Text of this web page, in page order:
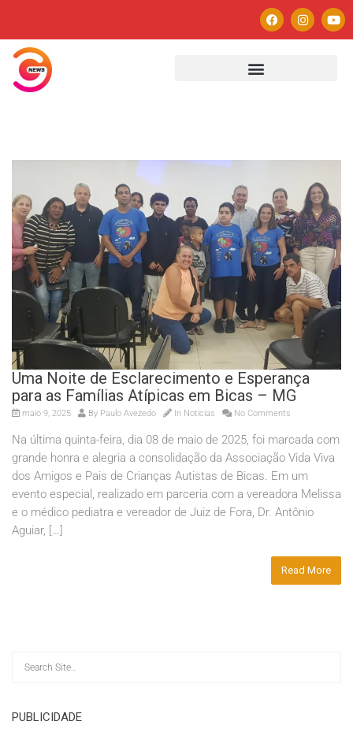
Uma Noite de Esclarecimento e Esperança
para as Famílias Atípicas em Bicas – MG
maio 9, 2025 By Paulo Avezedo In Noticias No Comments
Na última quinta-feira, dia 08 de maio de 2025, foi marcada com
grande honra e alegria a consolidação da Associação Vida Viva
dos Amigos e Pais de Crianças Autistas de Bicas. Em um
evento especial, realizado em parceria com a vereadora Melissa
e o médico pediatra e vereador de Juiz de Fora, Dr. Antônio
Aguiar, […]
Read More
PUBLICIDADE